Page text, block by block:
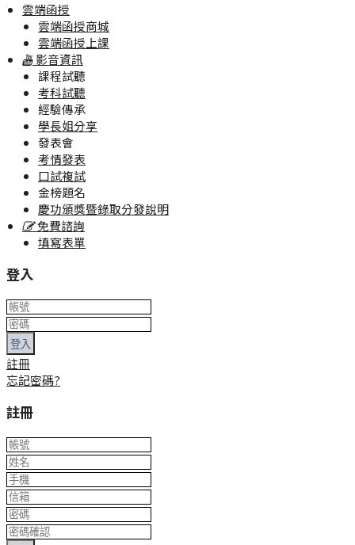
雲端函授
雲端函授商城
雲端函授上課
影音資訊
課程試聽
考科試聽
經驗傳承
學長姐分享
發表會
考情發表
口試複試
金榜題名
慶功頒獎暨錄取分發說明
免費諮詢
填寫表單
登入
登入
註冊
忘記密碼?
註冊